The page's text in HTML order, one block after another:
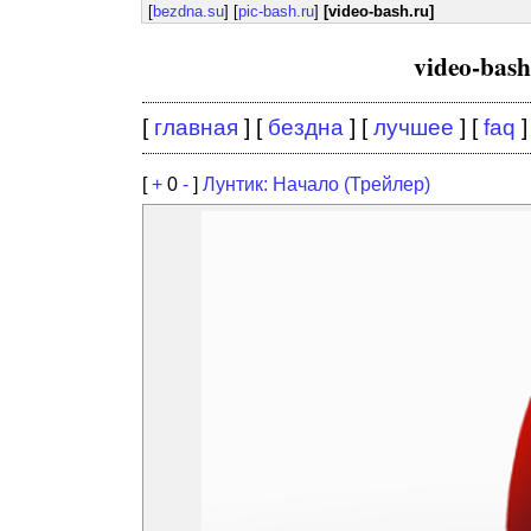
[bezdna.su] [pic-bash.ru] [video-bash.ru]
video-
[ главная ] [ бездна ] [лучшее ] [faq ]
[+ 0 - ] Лунтик: Начало (Трейлер)